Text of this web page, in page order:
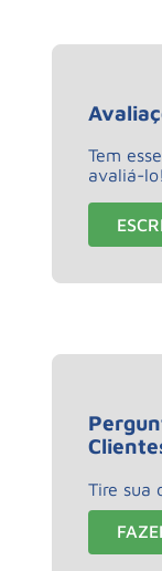
Tem
avaliá-lo!
Tire sua